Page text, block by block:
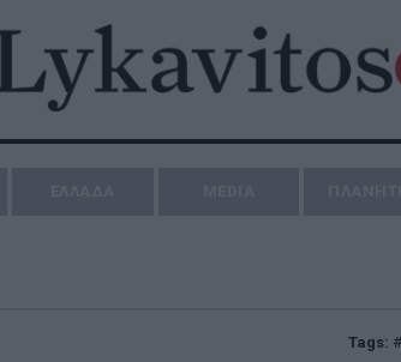
Tags: